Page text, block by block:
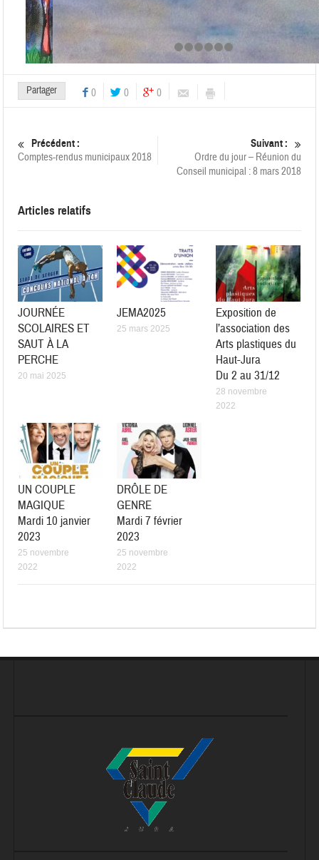
Partager 0 0 0
Précédent :
Comptes-rendus municipaux 2018
Suivant :
Ordre du jour – Réunion du
Conseil municipal : 8 mars 2018
Articles relatifs
JOURNÉE
SCOLAIRES ET
SAUT À LA
PERCHE
20 mai 2025
JEMA2025
25 mars 2025
Exposition de
l’association des
Arts plastiques du
Haut-Jura
Du 2 au 31/12
28 novembre
2022
UN COUPLE
MAGIQUE
Mardi 10 janvier
2023
25 novembre
2022
DRÔLE DE
GENRE
Mardi 7 février
2023
25 novembre
2022